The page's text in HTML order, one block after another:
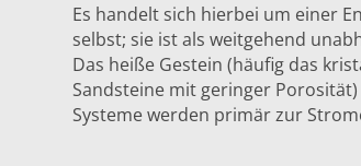
Es handelt sich hierbei um einer
selbst; sie ist als weitgehend
Das heiße Gestein (häufig das
Sandsteine mit geringer
Systeme werden primär zur